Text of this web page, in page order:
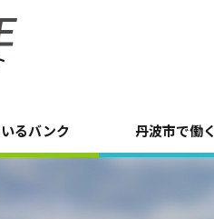
るバンク 丹波市で働く